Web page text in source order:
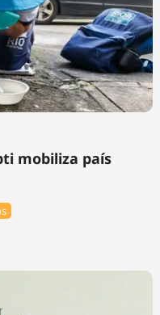
mobiliza país